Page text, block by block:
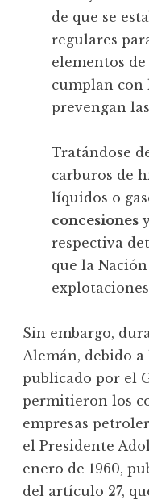
de que se
regulares
elementos de
cumplan con
prevengan
Tratándose
carburos de
líquidos o
concesiones
respectiva
que la
Sin embargo,
Alemán, debido
publicado por el
permitieron los
empresas
el Presidente
enero de 1960,
del artículo 27,